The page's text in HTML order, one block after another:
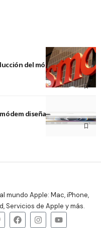
del módem C1 de
diseñado por Apple
mundo Apple: Mac, iPhone,
Servicios de Apple y más.